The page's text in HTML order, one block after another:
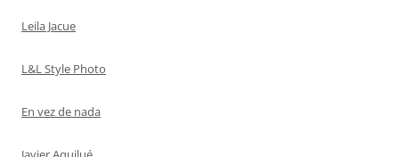
Leila Jacue
L&L Style Photo
En vez de nada